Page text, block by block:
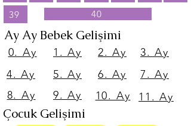
39
40
Ay Ay Bebek Gelişimi
0. Ay 1. Ay 2. Ay
3. Ay
4. Ay
5. Ay 6. Ay
7. Ay
8. Ay
9. Ay 10. Ay 11. Ay
Çocuk Gelişimi